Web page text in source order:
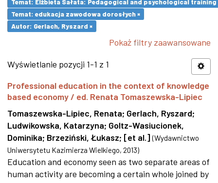
Temat: Elżbieta Sałata: Pedagogical and psychological
Temat: edukacja zawodowa dorosłych ×
Autor: Gerlach, Ryszard ×
Pokaż filtry zaawansowane
Wyświetlanie pozycji 1-1 z 1
Professional education in the context of knowledge
based economy / ed. Renata Tomaszewska-Lipiec
Tomaszewska-Lipiec, Renata; Gerlach, Ryszard;
Ludwikowska, Katarzyna; Goltz-Wasiucionek,
Dominika; Brzeziński, Łukasz; [et al.] (Wydawnictwo
Uniwersytetu Kazimierza Wielkiego, 2013)
Education and economy seen as two separate areas of
human activity are becoming a certain whole joined by